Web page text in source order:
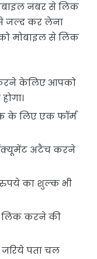
नंबर से लिंक
जल्द कर लेना
को मोबाइल से लिंक
केलिए आपको
के लिए एक फॉर्म
अटैच करने
का शुल्क भी
लिंक करने की
पता चल